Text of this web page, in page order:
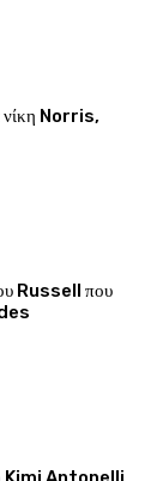
νίκη Norris,
Russell που